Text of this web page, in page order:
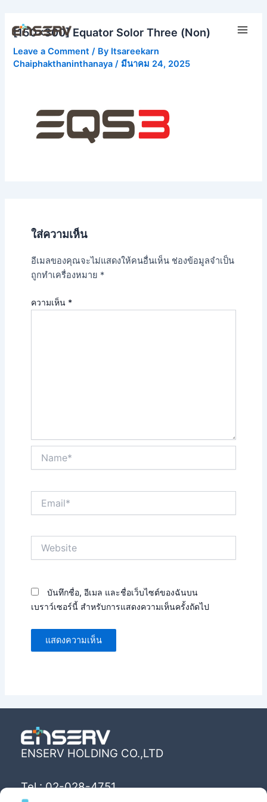
content
[150×300] Equator Solor Three (Non)
Leave a Comment / By Itsareekarn
Chaiphakthaninthanaya/ มีนาคม 24, 2025
ใส่ความเห็น
อีเมลของคุณจะไม่แสดงให้คนอื่นเห็น ช่องข้อมูลจำเป็น
ถูกทำเครื่องหมาย *
ความเห็น *
บันทึกชื่อ, อีเมล และชื่อเว็บไซต์ของฉันบน
เบราว์เซอร์นี้ สำหรับการแสดงความเห็นครั้งถัดไป
ENSERV HOLDING CO.,LTD
Tel : 02-028-4751